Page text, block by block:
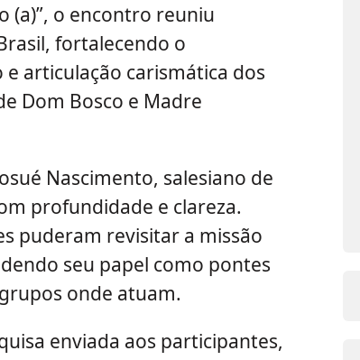
(a)”, o encontro reuniu
fortalecendo o
articulação carismática dos
Dom Bosco e Madre
Nascimento, salesiano de
profundidade e clareza.
puderam revisitar a missão
seu papel como pontes
onde atuam.
enviada aos participantes,